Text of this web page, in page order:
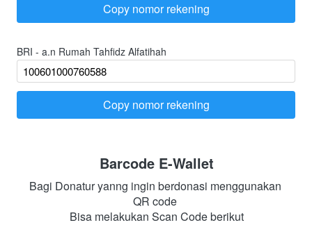
`
Copy nomor rekening
BRI - a.n Rumah Tahfidz Alfatihah
`
Copy nomor rekening
Barcode E-Wallet
Bagi Donatur yanng ingin berdonasi menggunakan
QR code
Bisa melakukan Scan Code berikut